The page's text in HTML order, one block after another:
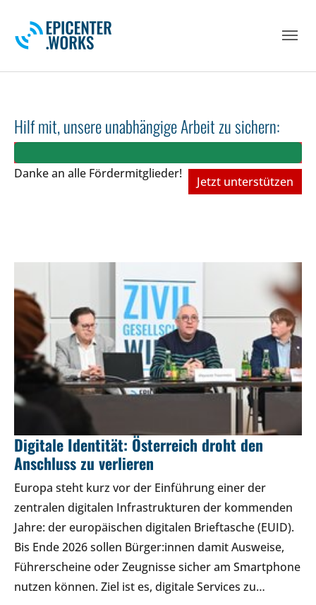
Hilf mit, unsere unabhängige Arbeit zu sichern:
Danke an alle Fördermitglieder!
Jetzt unterstützen
Digitale Identität: Österreich droht den
Anschluss zu verlieren
Europa steht kurz vor der Einführung einer der
zentralen digitalen Infrastrukturen der kommenden
Jahre: der europäischen digitalen Brieftasche (EUID).
Bis Ende 2026 sollen Bürger:innen damit Ausweise,
Führerscheine oder Zeugnisse sicher am Smartphone
nutzen können. Ziel ist es, digitale Services zu…